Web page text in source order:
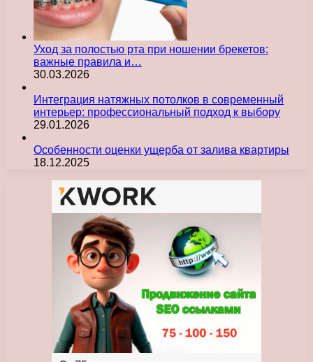
Уход за полостью рта при ношении брекетов:
важные правила и…
30.03.2026
Интеграция натяжных потолков в современный
интерьер: профессиональный подход к выбору
29.01.2026
Особенности оценки ущерба от залива квартиры
18.12.2025